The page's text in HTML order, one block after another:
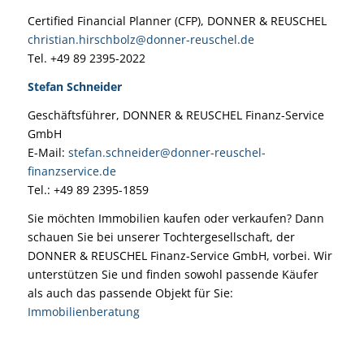
Certified Financial Planner (CFP), DONNER & REUSCHEL
christian.hirschbolz@donner-reuschel.de
Tel. +49 89 2395-2022
Stefan Schneider
Geschäftsführer, DONNER & REUSCHEL Finanz-Service
GmbH
E-Mail: stefan.schneider@donner-reuschel-
finanzservice.de
Tel.: +49 89 2395-1859
Sie möchten Immobilien kaufen oder verkaufen? Dann
schauen Sie bei unserer Tochtergesellschaft, der
DONNER & REUSCHEL Finanz-Service GmbH, vorbei. Wir
unterstützen Sie und finden sowohl passende Käufer
als auch das passende Objekt für Sie:
Immobilienberatung